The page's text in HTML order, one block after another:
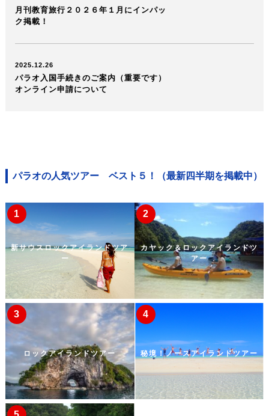
月刊教育旅行２０２６年１月にインパッ
ク掲載！
2025.12.26
パラオ入国手続きのご案内（重要です）
オンライン申請について
パラオの人気ツアー ベスト５！ （最新四半期を掲載中）
新サウスロックアイランドツア
ー
カヤック＆ロックアイランドツ
アー
ロックアイランドツアー 秘境！ノースアイランドツアー